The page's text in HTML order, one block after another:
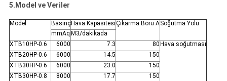
5.Model ve Veriler
Model Basınç Hava KapasitesiÇıkarma Boru ASoğutma Yolu
mmAq M3/dakikada
XTB10HP-0.6
6000 7.3 80 Hava soğutması
XTB20HP-0.6
6000 14.5
150
XTB30HP-0.6
6000 23.0
150
XTB30HP-0.8
8000 17.7
150